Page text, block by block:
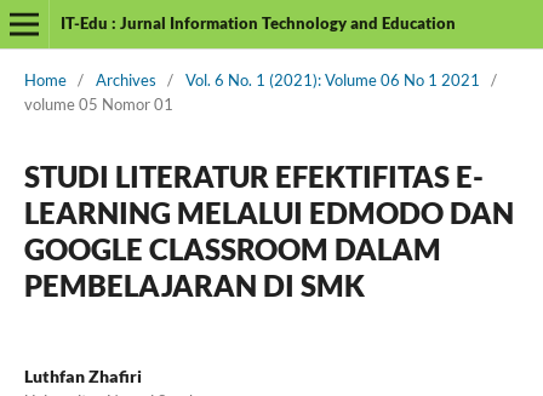
IT-Edu : Jurnal Information Technology and Education
Home / Archives / Vol. 6 No. 1 (2021): Volume 06 No 1 2021
/
volume 05 Nomor 01
STUDI LITERATUR EFEKTIFITAS E-
LEARNING MELALUI EDMODO DAN
GOOGLE CLASSROOM DALAM
PEMBELAJARAN DI SMK
Luthfan Zhafiri